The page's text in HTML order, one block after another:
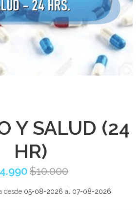
Y SALUD (24
HR)
$10.000
desde 05-08-2026 al 07-08-2026